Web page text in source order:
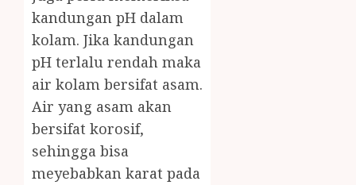
kandungan pH dalam
kolam. Jika kandungan
pH terlalu rendah maka
air kolam bersifat asam.
Air yang asam akan
bersifat korosif,
sehingga bisa
meyebabkan karat pada